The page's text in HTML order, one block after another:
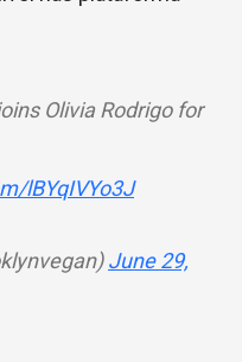
Olivia Rodrigo for
lBYqIVYo3J
June 29,